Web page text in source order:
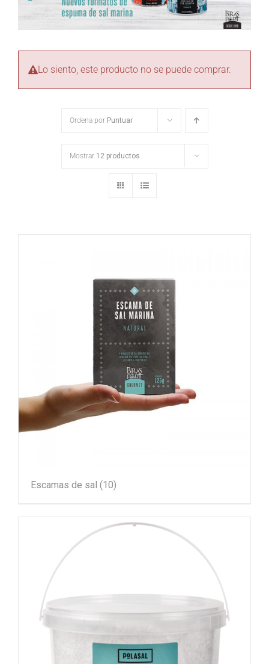
Lo siento, este producto no se puede comprar.
Ordena por Puntuar
Mostrar 12 productos
Escamas de sal (10)